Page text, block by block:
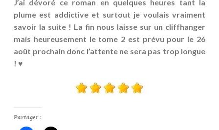
J’ai dévoré ce roman en quelques heures tant la
plume est addictive et surtout je voulais vraiment
savoir la suite ! La fin nous laisse sur un cliffhanger
mais heureusement le tome 2 est prévu pour le 26
août prochain donc l’attente ne sera pas trop longue
! ♥
Partager :